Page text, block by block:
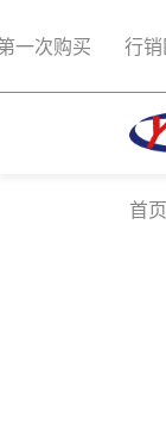
一次购买 行销
首页